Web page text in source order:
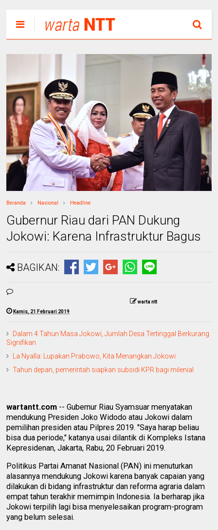
Beranda Nasional Headline
Gubernur Riau dari PAN Dukung
Jokowi: Karena Infrastruktur Bagus
BAGIKAN:
warta ntt
Kamis, 21 Februari 2019
Dalam 4 Tahun Masa Jokowi, Jumlah Desa Tertinggal Berkurang
Signifikan
La Nyalla: Lupakan Prabowo, Kita Menangkan Jokowi
Tahun depan, pemerintah siapkan subsidi KPR bagi milenial
wartantt.com -- Gubernur Riau Syamsuar menyatakan
mendukung Presiden Joko Widodo atau Jokowi dalam
pemilihan presiden atau Pilpres 2019. "Saya harap beliau
bisa dua periode," katanya usai dilantik di Kompleks Istana
Kepresidenan, Jakarta, Rabu, 20 Februari 2019.
Politikus Partai Amanat Nasional (PAN) ini menuturkan
alasannya mendukung Jokowi karena banyak capaian yang
dilakukan di bidang infrastruktur dan reforma agraria dalam
empat tahun terakhir memimpin Indonesia. Ia berharap jika
Jokowi terpilih lagi bisa menyelesaikan program-program
yang belum selesai.